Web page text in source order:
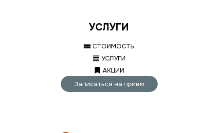
УСЛУГИ
СТОИМОСТЬ
УСЛУГИ
АКЦИИ
Записаться на прием